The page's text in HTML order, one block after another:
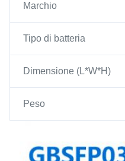
Marchio
Tipo di batteria
Dimensione (L*W*H)
Peso